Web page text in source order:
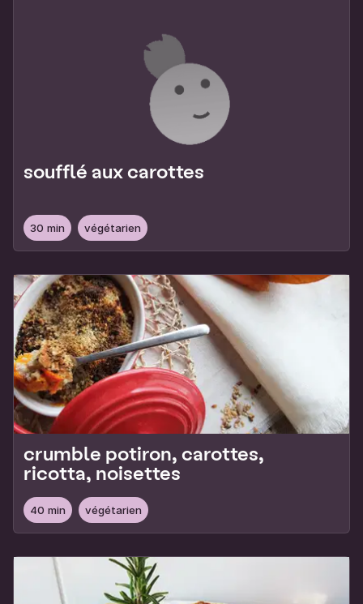
soufflé aux carottes
30 min végétarien
crumble potiron, carottes,
ricotta, noisettes
40 min végétarien